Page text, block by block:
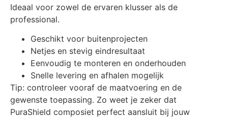
Ideaal voor zowel de ervaren klusser als de
professional.
Geschikt voor buitenprojecten
Netjes en stevig eindresultaat
Eenvoudig te monteren en onderhouden
Snelle levering en afhalen mogelijk
Tip: controleer vooraf de maatvoering en de
gewenste toepassing. Zo weet je zeker dat
PuraShield composiet perfect aansluit bij jouw